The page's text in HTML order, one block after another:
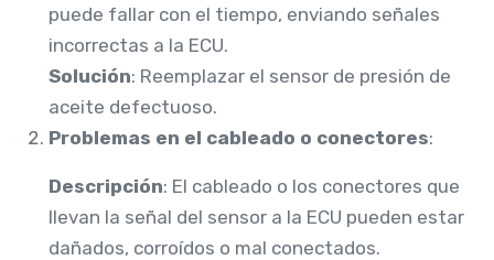
puede fallar con el tiempo, enviando señales
incorrectas a la ECU.
Solución: Reemplazar el sensor de presión de
aceite defectuoso.
Problemas en el cableado o conectores:
Descripción: El cableado o los conectores que
llevan la señal del sensor a la ECU pueden estar
dañados, corroídos o mal conectados.